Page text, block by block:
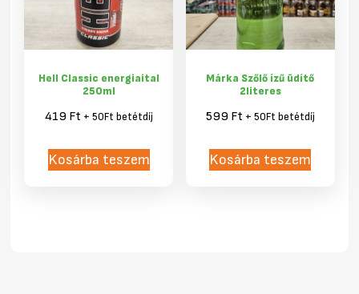
Hell Classic energiaital
250ml
419 Ft + 50Ft betétdíj
Kosárba teszem
Márka Szőlő ízű üdítő
2literes
599 Ft + 50Ft betétdíj
Kosárba teszem